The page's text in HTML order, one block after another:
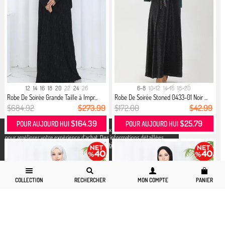
X
Nous utilisons des cookies conformément aux réglementations légales
pour améliorer votre expérience d`achat. Des informations détaillées
peuvent être consultées sur notre page,Politique de cookies
COLLECTION RECHERCHER MON COMPTE PANIER
12 14 16 18 20 22 24 26
Robe De Soirée Grande Taille à Impr...
$684.92 $273.99
POUR AUJOURD HUI $164.39
6-8 10-12 14-16 18-20
Robe De Soirée Stoned 0433-01 Noir ...
$172.00 $42.99
POUR AUJOURD HUI $25.79